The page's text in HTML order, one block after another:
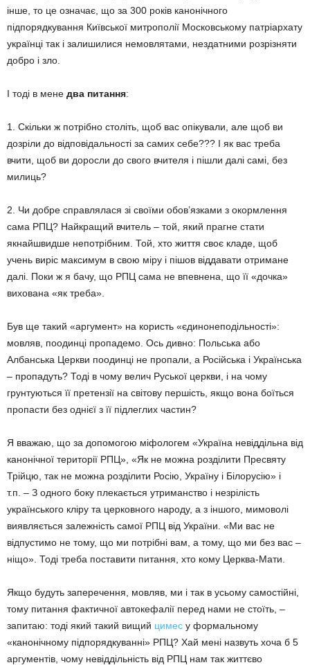
інше, то це означає, що за 300 років канонічного
підпорядкування Київської митрополії Московському патріархату
українці так і залишилися немовлятами, нездатними розрізняти
добро і зло.
І тоді в мене два питання:
1. Скільки ж потрібно століть, щоб вас опікували, але щоб ви
дозріли до відповідальності за самих себе??? І як вас треба
вчити, щоб ви доросли до свого вчителя і пішли далі самі, без
милиць?
2. Чи добре справлялася зі своїми обов’язками з окормлення
сама РПЦ? Найкращий вчитель – той, який прагне стати
якнайшвидше непотрібним. Той, хто життя своє кладе, щоб
учень виріс максимум в свою міру і пішов віддавати отримане
далі. Поки ж я бачу, що РПЦ сама не впевнена, що її «дочка»
вихована «як треба».
Був ще такий «аргумент» на користь «єдинонеподільності»:
мовляв, поодинці пропадемо. Ось дивно: Польська або
Албанська Церкви поодинці не пропали, а Російська і Українська
– пропадуть? Тоді в чому велич Руської церкви, і на чому
грунтуються її претензії на світову першість, якщо вона боїться
пропасти без однієї з її підлеглих частин?
Я вважаю, що за допомогою міфологем «Україна невіддільна від
канонічної території РПЦ», «Як не можна розділити Пресвяту
Трійцю, так не можна розділити Росію, Україну і Білорусію» і
т.п. – З одного боку плекається утриманство і незрілість
українського кліру та церковного народу, а з іншого, мимоволі
виявляється залежність самої РПЦ від України. «Ми вас не
відпустимо не тому, що ми потрібні вам, а тому, що ми без вас –
ніщо». Тоді треба поставити питання, хто кому Церква-Мати.
Якщо будуть заперечення, мовляв, ми і так в усьому самостійні,
тому питання фактичної автокефалії перед нами не стоїть, –
запитаю: тоді який такий вищий цимес у формальному
«канонічному підпорядкуванні» РПЦ? Хай мені назвуть хоча б 5
аргументів, чому невіддільність від РПЦ нам так життєво